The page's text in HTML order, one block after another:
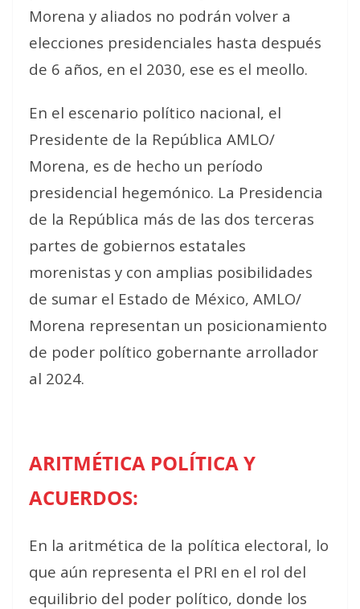
Morena y aliados no podrán volver a
elecciones presidenciales hasta después
de 6 años, en el 2030, ese es el meollo.
En el escenario político nacional, el
Presidente de la República AMLO/
Morena, es de hecho un período
presidencial hegemónico. La Presidencia
de la República más de las dos terceras
partes de gobiernos estatales
morenistas y con amplias posibilidades
de sumar el Estado de México, AMLO/
Morena representan un posicionamiento
de poder político gobernante arrollador
al 2024.
ARITMÉTICA POLÍTICA Y
ACUERDOS:
En la aritmética de la política electoral, lo
que aún representa el PRI en el rol del
equilibrio del poder político, donde los